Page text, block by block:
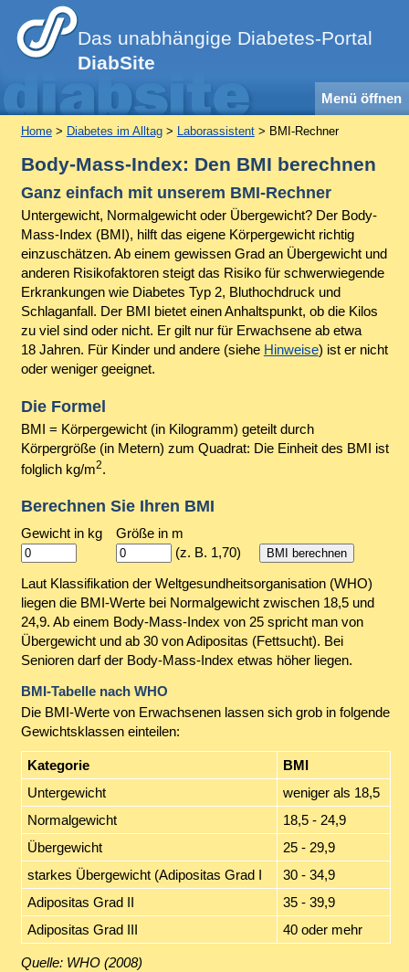
Das unabhängige Diabetes-Portal
DiabSite
Menü öffnen
Home> Diabetes im Alltag> Laborassistent> BMI-Rechner
Body-Mass-Index: Den BMI berechnen
Ganz einfach mit unserem BMI-Rechner
Untergewicht, Normalgewicht oder Übergewicht? Der Body-
Mass-Index (BMI), hilft das eigene Körpergewicht richtig
einzuschätzen. Ab einem gewissen Grad an Übergewicht und
anderen Risikofaktoren steigt das Risiko für schwerwiegende
Erkrankungen wie Diabetes Typ 2, Bluthochdruck und
Schlaganfall. Der BMI bietet einen Anhaltspunkt, ob die Kilos
zu viel sind oder nicht. Er gilt nur für Erwachsene ab etwa
18 Jahren. Für Kinder und andere (siehe Hinweise) ist er nicht
oder weniger geeignet.
Die Formel
BMI = Körpergewicht (in Kilogramm) geteilt durch
Körpergröße (in Metern) zum Quadrat: Die Einheit des BMI ist
folglich kg/m2.
Berechnen Sie Ihren BMI
Gewicht in kg
Größe in m
(z. B. 1,70)
Laut Klassifikation der Weltgesundheitsorganisation (WHO)
liegen die BMI-Werte bei Normalgewicht zwischen 18,5 und
24,9. Ab einem Body-Mass-Index von 25 spricht man von
Übergewicht und ab 30 von Adipositas (Fettsucht). Bei
Senioren darf der Body-Mass-Index etwas höher liegen.
BMI-Tabelle nach WHO
Die BMI-Werte von Erwachsenen lassen sich grob in folgende
Gewichtsklassen einteilen:
Kategorie
BMI
Untergewicht
weniger als 18,5
Normalgewicht
18,5 - 24,9
Übergewicht
25 - 29,9
starkes Übergewicht (Adipositas Grad I
30 - 34,9
Adipositas Grad II
35 - 39,9
Adipositas Grad III
40 oder mehr
Quelle: WHO (2008)